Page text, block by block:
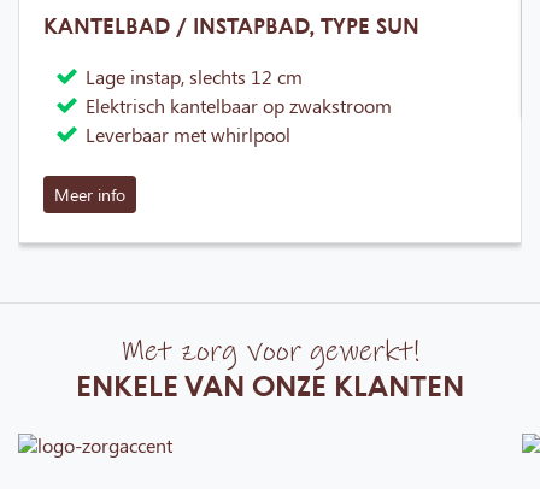
KANTELBAD / INSTAPBAD, TYPE SUN
Lage instap, slechts 12 cm
Elektrisch kantelbaar op zwakstroom
Leverbaar met whirlpool
Meer info
Met zorg voor gewerkt!
ENKELE VAN ONZE KLANTEN